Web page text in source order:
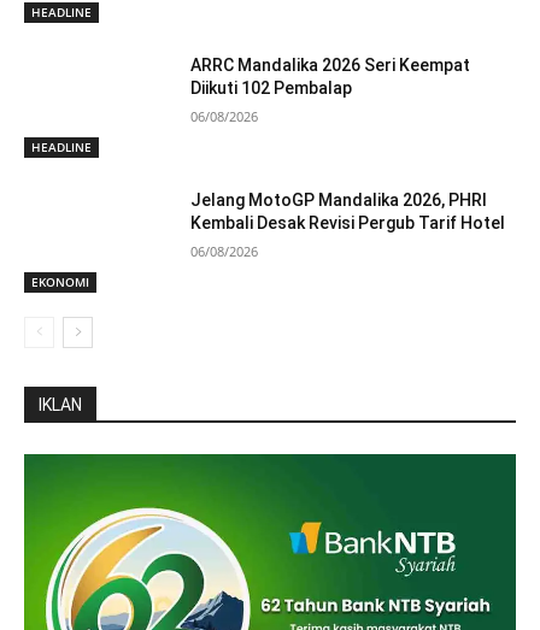
HEADLINE
HEADLINE
ARRC Mandalika 2026 Seri Keempat
Diikuti 102 Pembalap
06/08/2026
EKONOMI
Jelang MotoGP Mandalika 2026, PHRI
Kembali Desak Revisi Pergub Tarif Hotel
06/08/2026
IKLAN